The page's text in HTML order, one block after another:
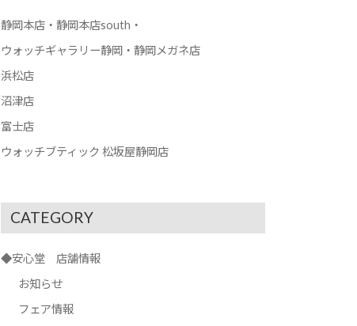
静岡本店・静岡本店south・
ウォッチギャラリー静岡・静岡メガネ店
浜松店
沼津店
富士店
ウォッチブティック 松坂屋静岡店
CATEGORY
◆安心堂 店舗情報
お知らせ
フェア情報